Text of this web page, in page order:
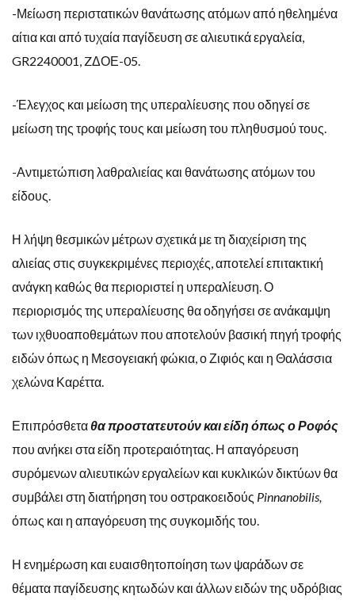
-Μείωση περιστατικών θανάτωσης ατόμων από ηθελημένα
αίτια και από τυχαία παγίδευση σε αλιευτικά εργαλεία,
GR2240001, ZΔΟΕ-05.
-Έλεγχος και μείωση της υπεραλίευσης που οδηγεί σε
μείωση της τροφής τους και μείωση του πληθυσμού τους.
-Αντιμετώπιση λαθραλιείας και θανάτωσης ατόμων του
είδους.
Η λήψη θεσμικών μέτρων σχετικά με τη διαχείριση της
αλιείας στις συγκεκριμένες περιοχές, αποτελεί επιτακτική
ανάγκη καθώς θα περιοριστεί η υπεραλίευση. Ο
περιορισμός της υπεραλίευσης θα οδηγήσει σε ανάκαμψη
των ιχθυοαποθεμάτων που αποτελούν βασική πηγή τροφής
ειδών όπως η Μεσογειακή φώκια, ο Ζιφιός και η Θαλάσσια
χελώνα Καρέττα.
Επιπρόσθεταθα προστατευτούν και είδη όπως ο Ροφός
που ανήκει στα είδη προτεραιότητας. Η απαγόρευση
συρόμενων αλιευτικών εργαλείων και κυκλικών δικτύων θα
συμβάλει στη διατήρηση του οστρακοειδούς Pinnanobilis,
όπως και η απαγόρευση της συγκομιδής του.
Η ενημέρωση και ευαισθητοποίηση των ψαράδων σε
θέματα παγίδευσης κητωδών και άλλων ειδών της υδρόβιας